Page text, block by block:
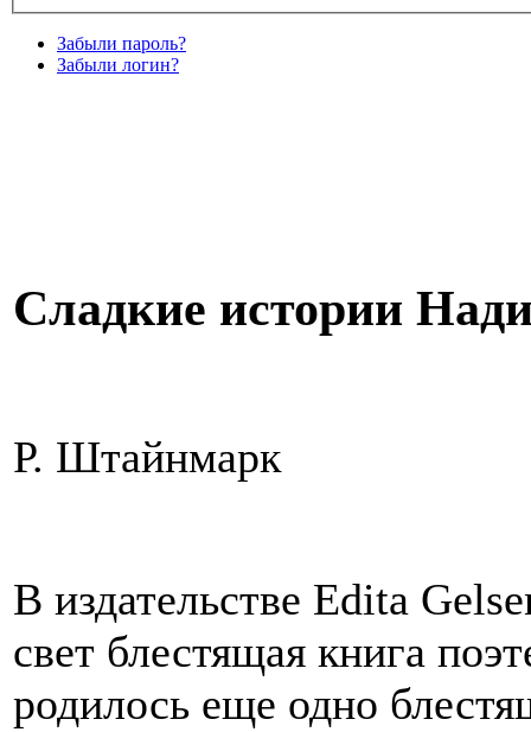
Забыли пароль?
Забыли логин?
Сладкие истории
Р. Штайнмарк
В издательстве Edita
свет блестящая книга
родилось еще одно